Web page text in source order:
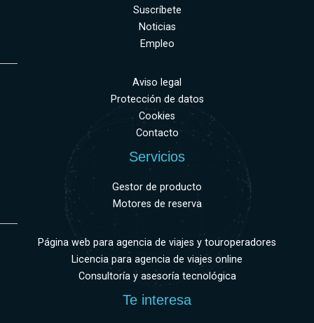
Suscríbete
Noticias
Empleo
Aviso legal
Protección de datos
Cookies
Contacto
Servicios
Gestor de producto
Motores de reserva
Página web para agencia de viajes y touroperadores
Licencia para agencia de viajes online
Consultoría y asesoría tecnológica
Te interesa